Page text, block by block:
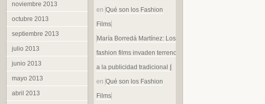
noviembre 2013
octubre 2013
septiembre 2013
julio 2013
junio 2013
mayo 2013
abril 2013
en Qué son los Fashion
Films
María Borredá Martínez: Los
fashion films invaden terreno
a la publicidad tradicional |
en Qué son los Fashion
Films